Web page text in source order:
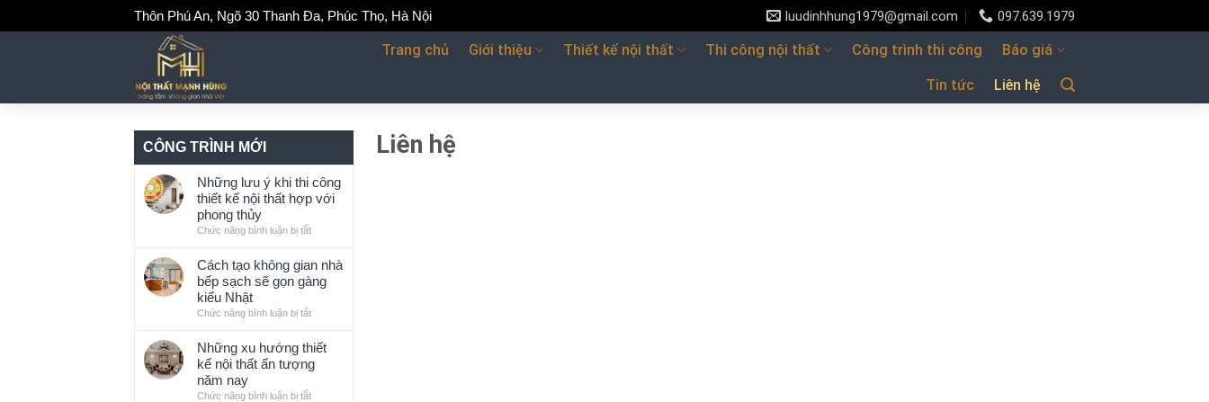
to
Thôn Phú An, Ngõ 30 Thanh Đa, Phúc Thọ, Hà Nội luudinhhung1979@gmail.com 097.639.1979
Trang chủ Giới thiệu Thiết kế nội thất Thi công nội thất Công trình thi công Báo giá
Tin tức Liên hệ
Liên hệ
CÔNG TRÌNH MỚI
Những lưu ý khi thi công
thiết kế nội thất hợp với
phong thủy
Chức năng bình luận bị tắt
lưu
khi
kế
nội
Cách tạo không gian nhà
bếp sạch sẽ gọn gàng
kiểu Nhật
Chức năng bình luận bị tắt
tạo
gian
Những xu hướng thiết
kế nội thất ấn tượng
năm nay
Chức năng bình luận bị tắt